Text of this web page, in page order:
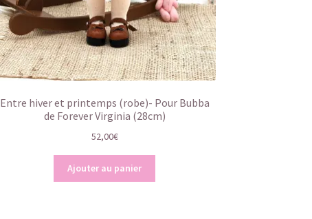
Entre hiver et printemps (robe)- Pour Bubba
de Forever Virginia (28cm)
52,00€
Ajouter au panier